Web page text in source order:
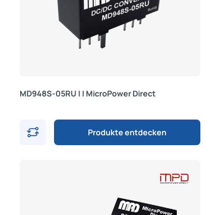
MD948S-05RU | | MicroPower Direct
Produkte entdecken